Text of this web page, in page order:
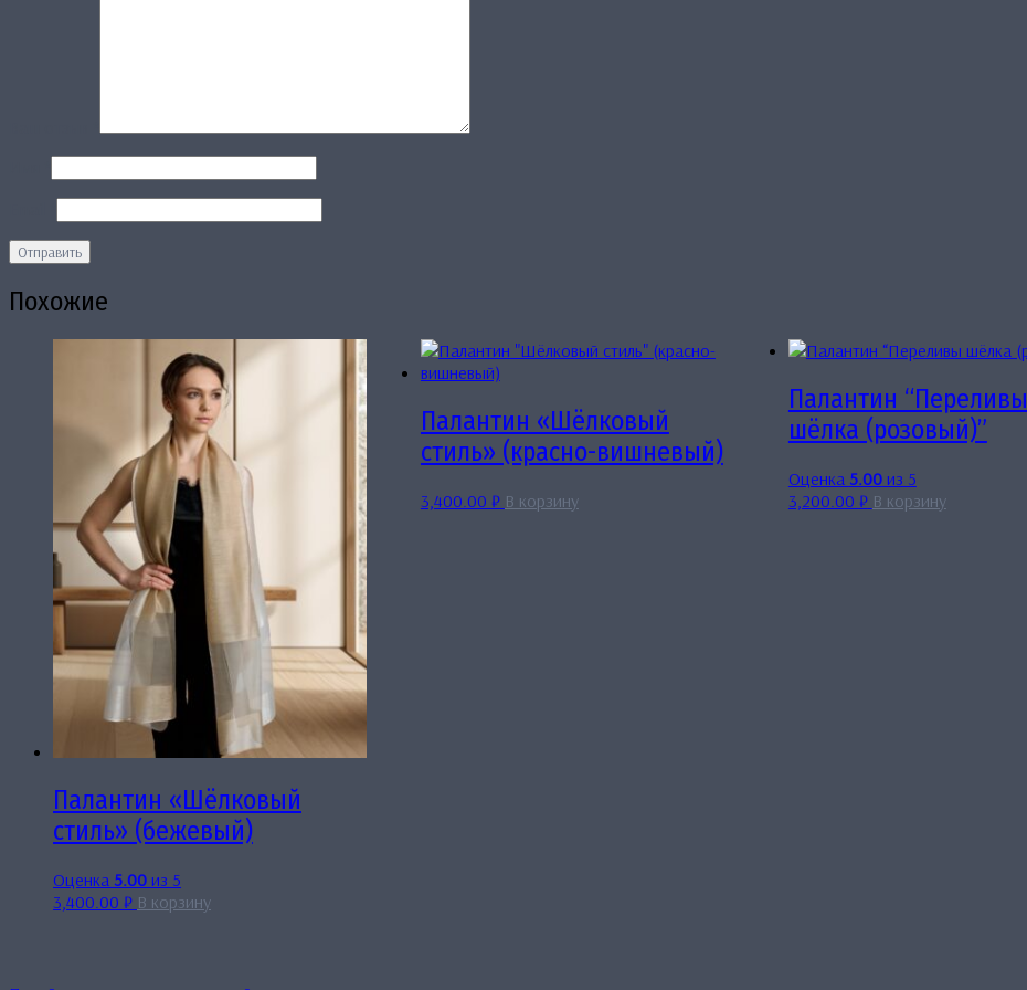
Похожие
Палантин «Шёлковый
стиль» (бежевый)
Оценка 5.00 из 5
3,400.00 ₽ В корзину
Палантин «Шёлковый
стиль» (красно-вишневый)
3,400.00 ₽ В корзину
Палантин “Переливы
шёлка (розовый)”
Оценка 5.00из 5
3,200.00 ₽ В корзину